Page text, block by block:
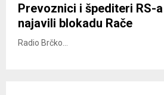
Prevoznici i špediteri RS-
najavili blokadu Rače
Radio Brčko...